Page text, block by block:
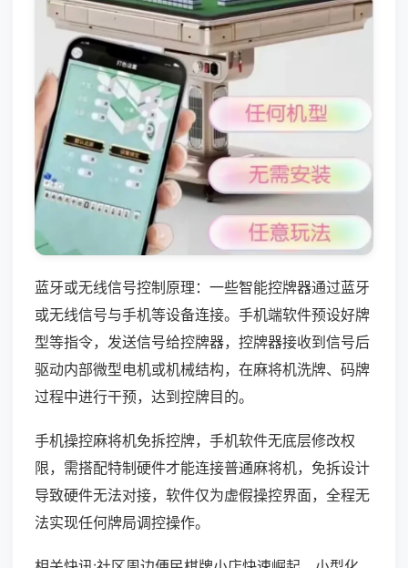
蓝牙或无线信号控制原理：一些智能控牌器通过蓝牙
或无线信号与手机等设备连接。手机端软件预设好牌
型等指令，发送信号给控牌器，控牌器接收到信号后
驱动内部微型电机或机械结构，在麻将机洗牌、码牌
过程中进行干预，达到控牌目的。
手机操控麻将机免拆控牌，手机软件无底层修改权
限，需搭配特制硬件才能连接普通麻将机，免拆设计
导致硬件无法对接，软件仅为虚假操控界面，全程无
法实现任何牌局调控操作。